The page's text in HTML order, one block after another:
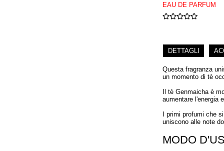
EAU DE PARFUM
DETTAGLI
Questa fragranza
un momento di tè
Il tè Genmaicha è
aumentare l'energia
I primi profumi che
uniscono alle note
MODO